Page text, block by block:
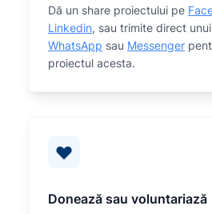
Dă un share proiectului pe
Linkedin, sau trimite direct
WhatsApp sau Messenger
proiectul acesta.
Donează sau voluntariază